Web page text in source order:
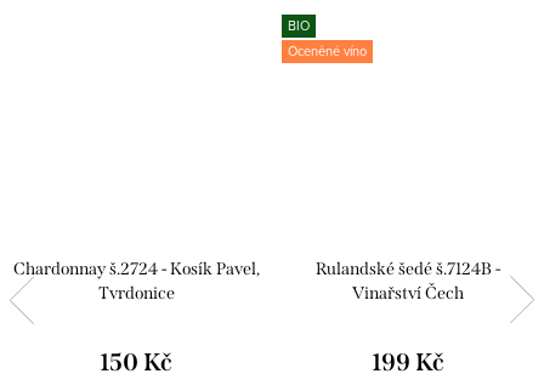
Chardonnay š.2724 - Kosík Pavel,
Tvrdonice
150 Kč
BIO
Oceněné víno
Rulandské šedé š.7124B -
Vinařství Čech
199 Kč